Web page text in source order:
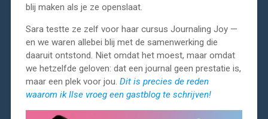
blij maken als je ze openslaat.
Sara testte ze zelf voor haar cursus Journaling Joy —
en we waren allebei blij met de samenwerking die
daaruit ontstond. Niet omdat het moest, maar omdat
we hetzelfde geloven: dat een journal geen prestatie is,
maar een plek voor jou. Dit is precies de reden
waarom ik Ilse vroeg een gastblog te schrijven!